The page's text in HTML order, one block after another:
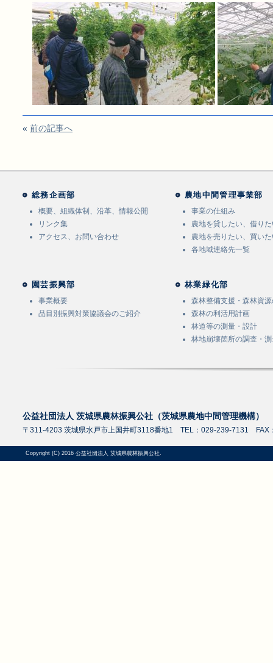
« 前の記事へ
総務企画部
概要、組織体制、沿革、情報公開
リンク集
アクセス、お問い合わせ
園芸振興部
事業概要
品目別振興対策協議会のご紹介
農地中間管理事業部
事業の仕組み
農地を貸したい、借り
農地を売りたい、買い
各地域連絡先一覧
林業緑化部
森林整備支援・森林資
森林の利活用計画
林道等の測量・設計
林地崩壊箇所の調査・
公益社団法人 茨城県農林振興公社（茨城県農地中間管理機構）
〒311-4203 茨城県水戸市上国井町3118番地1 TEL：029-239-7131 FAX
Copyright (C) 2016 公益社団法人 茨城県農林振興公社.